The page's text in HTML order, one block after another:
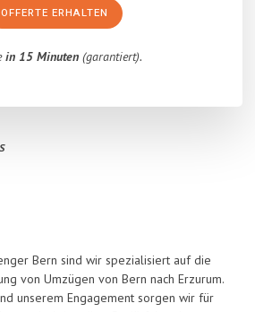
OFFERTE ERHALTEN
in 15 Minuten(garantiert).
Bern sind wir spezialisiert auf die
von Umzügen von Bern nach Erzurum.
unserem Engagement sorgen wir für